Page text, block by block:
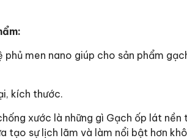
men nano giúp cho sản phẩm
kích thước.
xước là những gì Gạch ốp lát
tạo sự lịch lãm và làm nổi bật hơn